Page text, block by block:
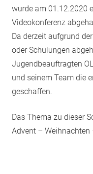
wurde am 01.12.2020
Videokonferenz
Da derzeit aufgrund
oder Schulungen
Jugendbeauftragten
und seinem Team die
geschaffen.
Das Thema zu dieser
Advent –